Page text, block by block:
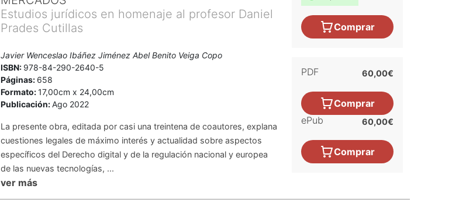
Estudios jurídicos en homenaje al profesor Daniel
Prades Cutillas
Javier Wenceslao Ibáñez Jiménez Abel Benito Veiga Copo
ISBN: 978-84-290-2640-5
Páginas: 658
Formato:17,00cm x 24,00cm
Publicación:Ago 2022
La presente obra, editada por casi una treintena de coautores, explana
cuestiones legales de máximo interés y actualidad sobre aspectos
específicos del Derecho digital y de la regulación nacional y europea
de las nuevas tecnologías, ...
ver más
Comprar
PDF 60,00€
Comprar
ePub
60,00€
Comprar